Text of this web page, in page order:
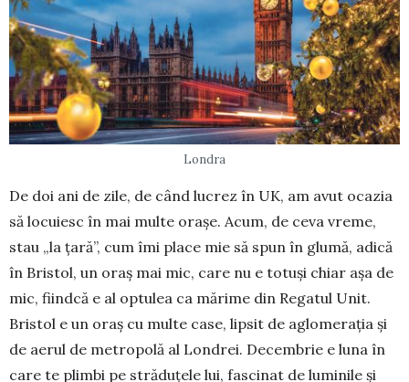
Londra
De doi ani de zile, de când lucrez în UK, am avut ocazia
să locuiesc în mai multe orașe. Acum, de ceva vreme,
stau „la țară”, cum îmi place mie să spun în glumă, adică
în Bristol, un oraș mai mic, care nu e totuși chiar așa de
mic, fiindcă e al optulea ca mărime din Regatul Unit.
Bristol e un oraș cu multe ca­se, lipsit de aglomerația și
de aerul de metropolă al Lon­drei. Decembrie e luna în
care te plimbi pe străduțele lui, fas­cinat de luminile și